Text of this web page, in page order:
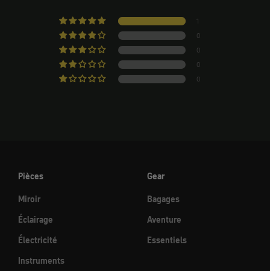
1
0
0
0
0
Pièces
Miroir
Éclairage
Électricité
Instruments
Gear
Bagages
Aventure
Essentiels